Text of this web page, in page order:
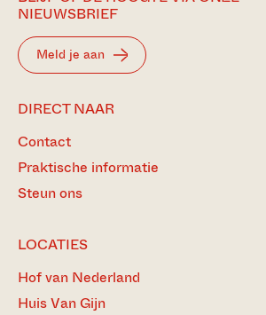
NIEUWSBRIEF
Meld je aan
DIRECT NAAR
Contact
Praktische informatie
Steun ons
LOCATIES
Hof van Nederland
Huis Van Gijn